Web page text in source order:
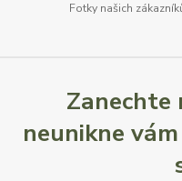
Fotky našich
Zanechte
neunikne